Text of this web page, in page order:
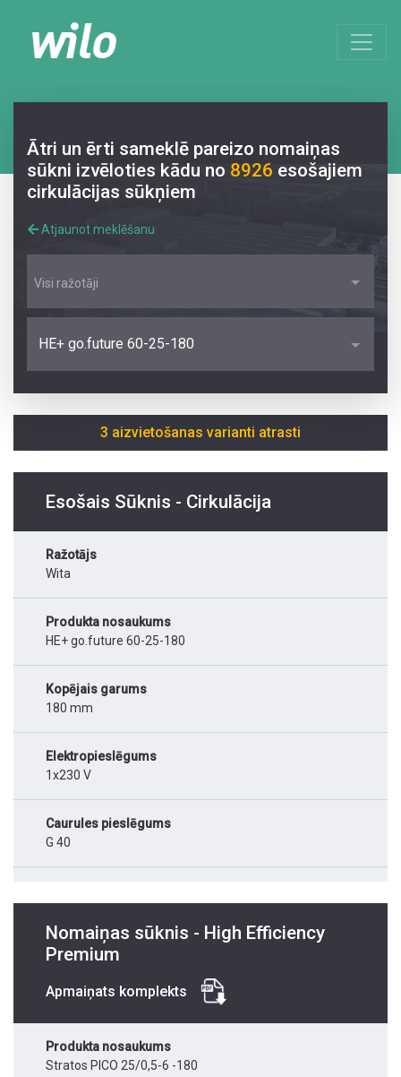
Ātri un ērti sameklē pareizo nomaiņas
sūkni izvēloties kādu no 8926 esošajiem
cirkulācijas sūkņiem
Atjaunot meklēšanu
Visi ražotāji
HE+ go.future 60-25-180
3 aizvietošanas varianti atrasti
Esošais Sūknis - Cirkulācija
Ražotājs
Wita
Produkta nosaukums
HE+ go.future 60-25-180
Kopējais garums
180 mm
Elektropieslēgums
1x230 V
Caurules pieslēgums
G 40
Nomaiņas sūknis - High Efficiency
Premium
Apmaiņats komplekts
Produkta nosaukums
Stratos PICO 25/0,5-6 -180